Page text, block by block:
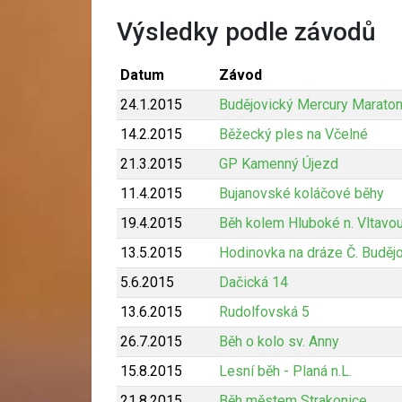
Výsledky podle závodů
Datum
Závod
24.1.2015
Budějovický Mercury Maraton
14.2.2015
Běžecký ples na Včelné
21.3.2015
GP Kamenný Újezd
11.4.2015
Bujanovské koláčové běhy
19.4.2015
Běh kolem Hluboké n.
13.5.2015
Hodinovka na dráze Č.
5.6.2015
Dačická 14
13.6.2015
Rudolfovská 5
26.7.2015
Běh o kolo sv. Anny
15.8.2015
Lesní běh - Planá n.L.